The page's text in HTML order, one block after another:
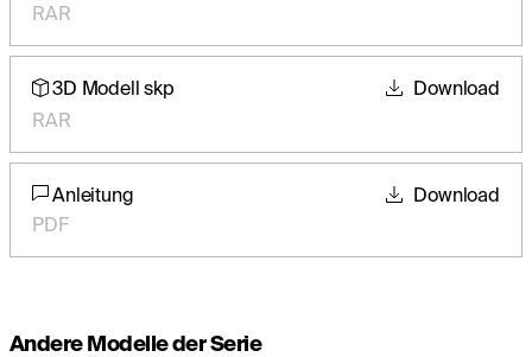
RAR
3D Modell skp
RAR
Download
Anleitung
PDF
Download
Andere Modelle der Serie